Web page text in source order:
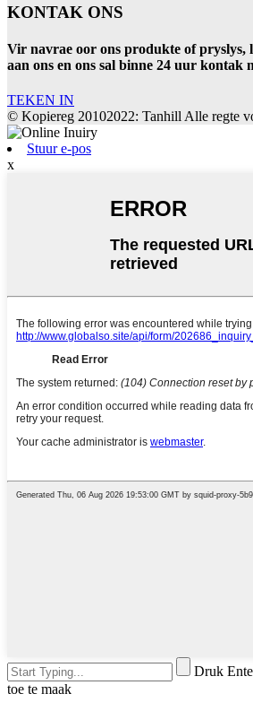
KONTAK ONS
Vir navrae oor ons produkte of pryslys,
aan ons en ons sal binne 24 uur kontak
TEKEN IN
© Kopiereg 20102022: Tanhill Alle regte
Stuur e-pos
x
Druk
toe te maak